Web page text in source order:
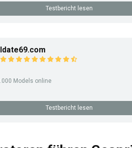
Testbericht lesen
Idate69.com
Models online
Testbericht lesen